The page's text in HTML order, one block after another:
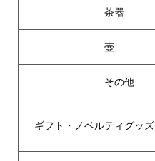
茶器
壺
その他
ギフト・ノベルティグッズ